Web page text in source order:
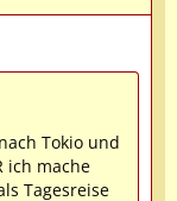
Tokio und
ich mache
Tagesreise